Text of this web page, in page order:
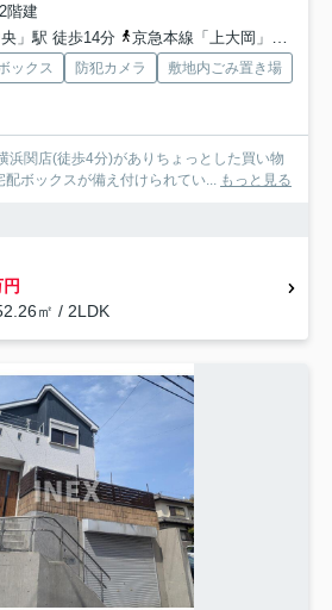
階建
」駅 徒歩14分
京急本線「上大岡」駅 徒歩22分
ックス 防犯カメラ
敷地内ごみ置き場
浜関店(徒歩4分)がありちょっとした買い物
ボックスが備え付けられてい... もっと見る
㎡ / 2LDK